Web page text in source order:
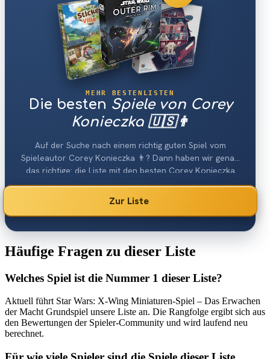
MEHR BESTENLISTEN
Die besten Spiele von Corey
Konieczka 🇺🇸👨
Auf der Suche nach einem richtig guten Spiel vom
Spieleautor Corey Konieczka 👨? Dann haben wir genau
das richtige: die Liste mit den besten Corey Konieczka
Spielen 2026.
Zur Liste
Häufige Fragen zu dieser Liste
Welches Spiel ist die Nummer 1 dieser Liste?
Aktuell führt Star Wars: X-Wing Miniaturen-Spiel – Das Erwachen
der Macht Grundspiel unsere Liste an. Die Rangfolge ergibt sich aus
den Bewertungen der Spieler-Community und wird laufend neu
berechnet.